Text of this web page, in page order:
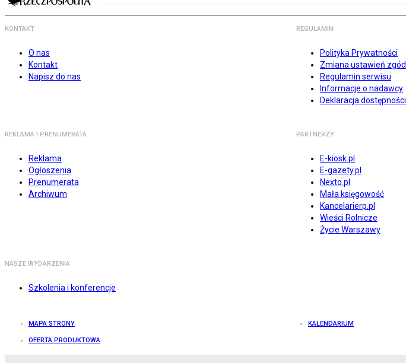
KONTAKT
O nas
Kontakt
Napisz do nas
REGULAMIN
Polityka Prywatności
Zmiana ustawień zgód
Regulamin serwisu
Informacje o nadawcy
Deklaracja dostępności
REKLAMA I PRENUMERATA
Reklama
Ogłoszenia
Prenumerata
Archiwum
PARTNERZY
E-kiosk.pl
E-gazety.pl
Nexto.pl
Mała księgowość
Kancelarierp.pl
Wieści Rolnicze
Życie Warszawy
NASZE WYDARZENIA
Szkolenia i konferencje
MAPA STRONY KALENDARIUM
OFERTA PRODUKTOWA